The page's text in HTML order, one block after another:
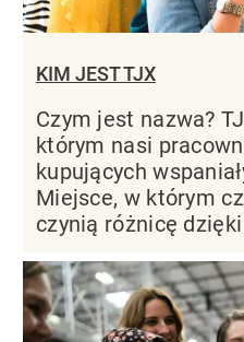
KIM JEST TJX
Czym jest nazwa?
którym nasi
kupujących
Miejsce, w którym
czynią różnicę